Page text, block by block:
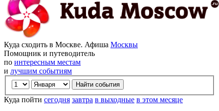
Куда сходить в Москве. Афиша Москвы
Помощник и путеводитель
по интересным местам
и лучшим событиям
Куда пойти сегодня завтра в выходные в этом месяце